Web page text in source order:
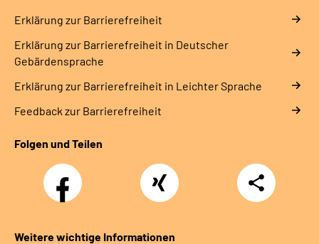
Erklärung zur Barrierefreiheit
Erklärung zur Barrierefreiheit in Deutscher
Gebärdensprache
Erklärung zur Barrierefreiheit in Leichter Sprache
Feedback zur Barrierefreiheit
Folgen und Teilen
Facebook Xing
Teilen
Weitere wichtige Informationen